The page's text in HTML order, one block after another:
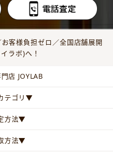
客様負担ゼロ／全国店舗展開
ラボ)へ！
店 JOYLAB
テゴリ▼
方法▼
方法▼